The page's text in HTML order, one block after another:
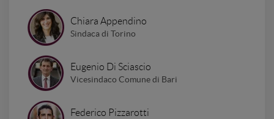
Chiara Appendino
Sindaca di Torino
Eugenio Di Sciascio
Vicesindaco Comune di Bari
Federico Pizzarotti